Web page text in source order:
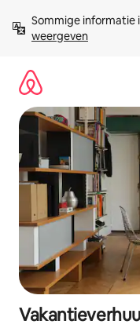
direct
naar
Sommige informatie
weergeven